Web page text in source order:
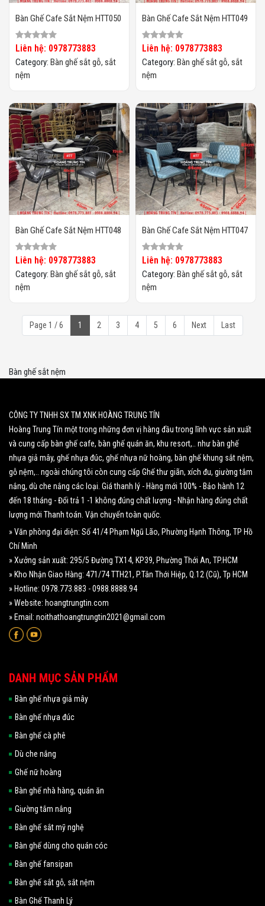
Bàn Ghế Cafe Sắt Nệm HTT050
Liên hệ: 0978773883
Category: Bàn ghế sắt gỗ, sắt
nệm
Bàn Ghế Cafe Sắt Nệm HTT049
Liên hệ: 0978773883
Category: Bàn ghế sắt gỗ, sắt
nệm
Bàn Ghế Cafe Sắt Nệm HTT048
Liên hệ: 0978773883
Category: Bàn ghế sắt gỗ, sắt
nệm
Bàn Ghế Cafe Sắt Nệm HTT047
Liên hệ: 0978773883
Category: Bàn ghế sắt gỗ, sắt
nệm
Page 1 / 6 1 2 3 4 5 6 Next Last
Bàn ghế sắt nệm
CÔNG TY TNHH SX TM XNK HOÀNG TRUNG TÍN
Hoàng Trung Tín một trong những đơn vị hàng đầu trong lĩnh vực sản xuất
và cung cấp bàn ghế cafe, bàn ghế quán ăn, khu resort,.. như bàn ghế
nhựa giả mây, ghế nhựa đúc, ghế nhựa nữ hoàng, bàn ghế khung sắt nệm,
gỗ nệm,.. ngoài chúng tôi còn cung cấp Ghế thư giãn, xích đu, giường tắm
nắng, dù che nắng các loại. Giá thanh lý - Hàng mới 100% - Bảo hành 12
đến 18 tháng - Đổi trả 1 -1 không đúng chất lượng - Nhận hàng đúng chất
lượng mới Thanh toán. Vận chuyển toàn quốc.
» Văn phòng đại diện: Số 41/4 Phạm Ngũ Lão, Phường Hạnh Thông, TP Hồ
Chí Minh
» Xưởng sản xuất: 295/5 Đường TX14, KP39, Phường Thới An, TP.HCM
» Kho Nhận Giao Hàng: 471/74 TTH21, P.Tân Thới Hiệp, Q.12 (Cũ), Tp HCM
» Hotline: 0978.773.883 - 0988.8888.94
» Website: hoangtrungtin.com
» Email: noithathoangtrungtin2021@gmail.com
DANH MỤC SẢN PHẨM
Bàn ghế nhựa giả mây
Bàn ghế nhựa đúc
Bàn ghế cà phê
Dù che nắng
Ghế nữ hoàng
Bàn ghế nhà hàng, quán ăn
Giường tắm nắng
Bàn ghế sắt mỹ nghệ
Bàn ghế dùng cho quán cóc
Bàn ghế fansipan
Bàn ghế sắt gỗ, sắt nệm
Bàn Ghế Thanh Lý